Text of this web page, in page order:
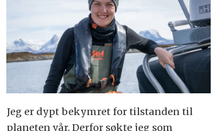
Jeg er dypt bekymret for tilstanden til
planeten vår. Derfor søkte jeg som